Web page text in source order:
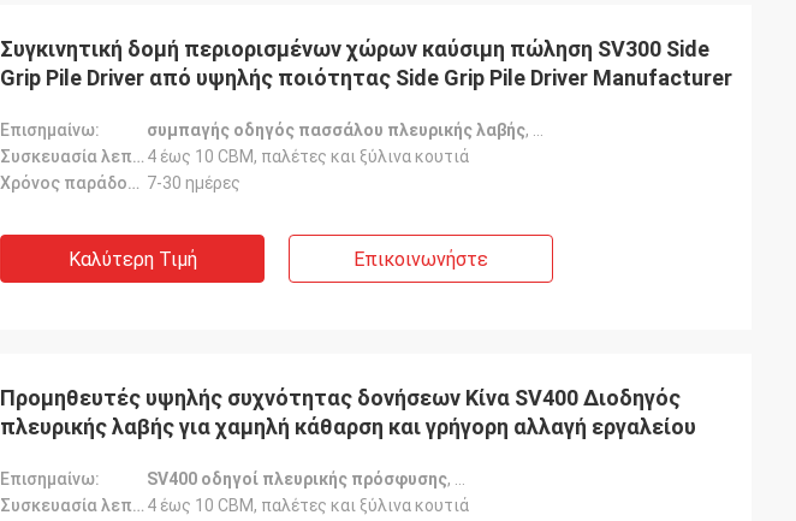
Συγκινητική δομή περιορισμένων χώρων καύσιμη πώληση SV300 Side
Grip Pile Driver από υψηλής ποιότητας Side Grip Pile Driver Manufacturer
Επισημαίνω: συμπαγής οδηγός πασσάλου πλευρικής λαβής,
Συσκευασία λεπτομέρειες: 4 έως 10 CBM, παλέτες και ξύλινα κουτιά
Χρόνος παράδοσης: 7-30 ημέρες
Καλύτερη Τιμή Επικοινωνήστε
Προμηθευτές υψηλής συχνότητας δονήσεων Κίνα SV400 Διοδηγός
πλευρικής λαβής για χαμηλή κάθαρση και γρήγορη αλλαγή εργαλείου
Επισημαίνω: SV400 οδηγοί πλευρικής πρόσφυσης,
Συσκευασία λεπτομέρειες: 4 έως 10 CBM, παλέτες και ξύλινα κουτιά